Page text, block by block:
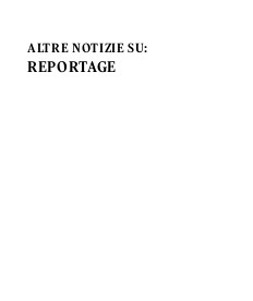
ALTRE NOTIZIE SU:
REPORTAGE